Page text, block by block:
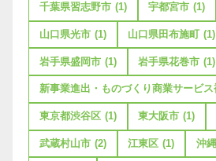
千葉県習志野市 (1) 宇都宮市 (1)
山口県光市 (1) 山口県田布施町 (1)
岩手県盛岡市 (1) 岩手県花巻市 (1)
新事業進出・ものづくり商業サービス
東京都渋谷区 (1) 東大阪市 (1)
武蔵村山市 (2) 江東区 (1) 沖